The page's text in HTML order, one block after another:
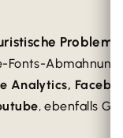
Fonts-
Analytics,
, ebenfalls